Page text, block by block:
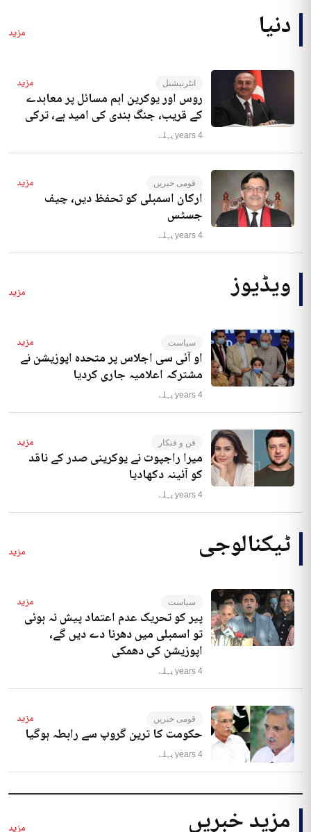
دنیا مزید
انٹرنیشنل مزید
روس اور یوکرین اہم مسائل پر معاہدے
کے قریب، جنگ بندی کی امید ہے، ترکی
4 years پہلے
قومی خبریں مزید
ارکان اسمبلی کو تحفظ دیں، چیف
جسٹس
4 years پہلے
ویڈیوز مزید
سیاست مزید
او آئی سی اجلاس پر متحدہ اپوزیشن نے
مشترکہ اعلامیہ جاری کردیا
4 years پہلے
فن و فنکار مزید
میرا راجپوت نے یوکرینی صدر کے ناقد
کو آئینہ دکھادیا
4 years پہلے
ٹیکنالوجی مزید
سیاست مزید
پیر کو تحریک عدم اعتماد پیش نہ ہوئی
تو اسمبلی میں دھرنا دے دیں گے،
اپوزیشن کی دھمکی
4 years پہلے
قومی خبریں مزید
حکومت کا ترین گروپ سے رابطہ ہوگیا
4 years پہلے
مزید خبریں مزید